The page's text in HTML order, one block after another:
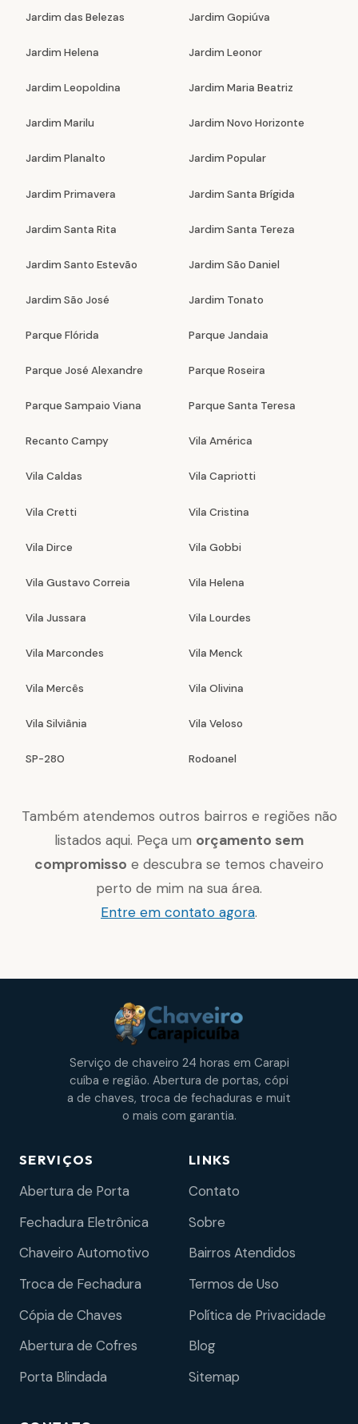
Jardim das Belezas Jardim Gopiúva
Jardim Helena Jardim Leonor
Jardim Leopoldina Jardim Maria Beatriz
Jardim Marilu Jardim Novo Horizonte
Jardim Planalto Jardim Popular
Jardim Primavera Jardim Santa Brígida
Jardim Santa Rita Jardim Santa Tereza
Jardim Santo Estevão Jardim São Daniel
Jardim São José Jardim Tonato
Parque Flórida Parque Jandaia
Parque José Alexandre Parque Roseira
Parque Sampaio Viana Parque Santa Teresa
Recanto Campy Vila América
Vila Caldas Vila Capriotti
Vila Cretti Vila Cristina
Vila Dirce Vila Gobbi
Vila Gustavo Correia Vila Helena
Vila Jussara Vila Lourdes
Vila Marcondes Vila Menck
Vila Mercês Vila Olivina
Vila Silviânia Vila Veloso
SP-280 Rodoanel
Também atendemos outros bairros e regiões não
listados aqui. Peça um orçamento sem
compromisso e descubra se temos chaveiro
perto de mim na sua área.
Entre em contato agora.
Serviço de chaveiro 24 horas em Carapi
cuíba e região. Abertura de portas, cópi
a de chaves, troca de fechaduras e muit
o mais com garantia.
SERVIÇOS
Abertura de Porta
Fechadura Eletrônica
Chaveiro Automotivo
Troca de Fechadura
Cópia de Chaves
Abertura de Cofres
Porta Blindada
LINKS
Contato
Sobre
Bairros Atendidos
Termos de Uso
Política de Privacidade
Blog
Sitemap